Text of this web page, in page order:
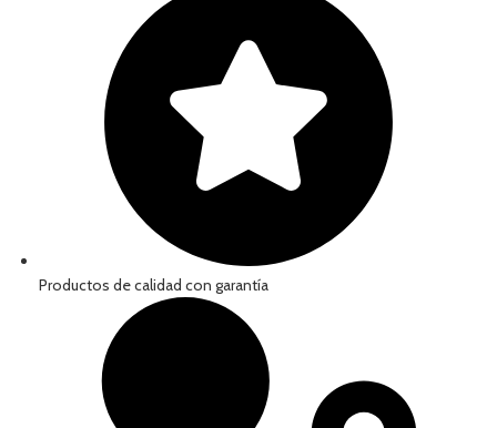
Productos de calidad con garantía